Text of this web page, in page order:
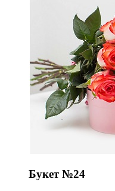
Букет №24